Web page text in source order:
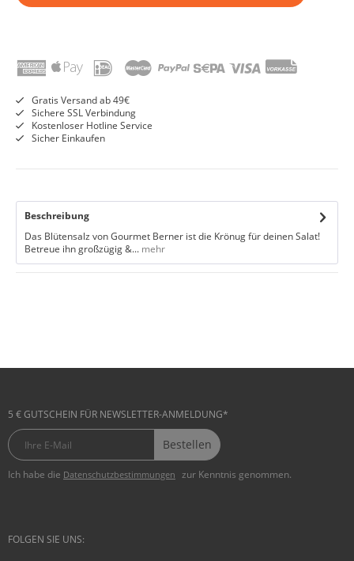
Gratis Versand ab 49€
Sichere SSL Verbindung
Kostenloser Hotline Service
Sicher Einkaufen
Beschreibung
Das Blütensalz von Gourmet Berner ist die Krönug für deinen Salat!
Betreue ihn großzügig &... mehr
5 € GUTSCHEIN FÜR NEWSLETTER-ANMELDUNG*
Bestellen
Ich habe die Datenschutzbestimmungen zur Kenntnis genommen.
FOLGEN SIE UNS: